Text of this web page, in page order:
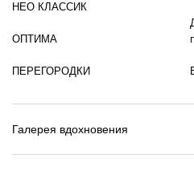
НЕО КЛАССИК
ОПТИМА
ПЕРЕГОРОДКИ
Галерея вдохновения